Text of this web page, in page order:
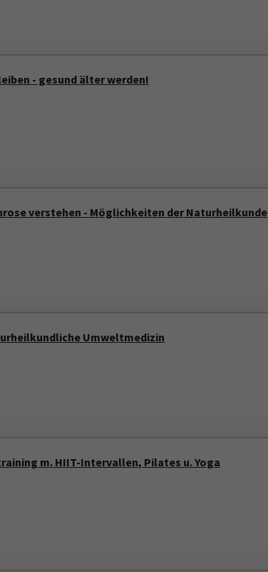
- gesund älter werden!
verstehen - Möglichkeiten der Naturheilkunde
Umweltmedizin
m. HIIT-Intervallen, Pilates u. Yoga